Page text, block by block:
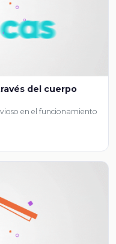
del cuerpo
en el funcionamiento